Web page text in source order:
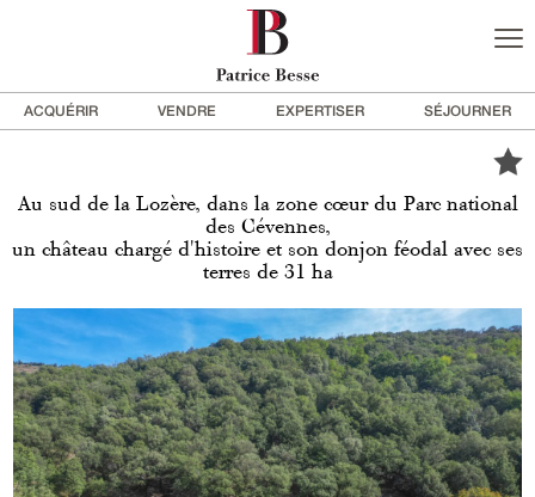
ACQUÉRIR VENDRE EXPERTISER SÉJOURNER
Au sud de la Lozère, dans la zone cœur du Parc national
des Cévennes,
un château chargé d'histoire et son donjon féodal avec ses
terres de 31 ha